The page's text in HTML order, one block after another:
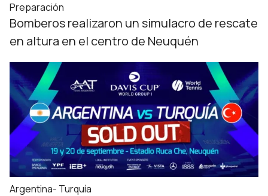
Preparación
Bomberos realizaron un simulacro de rescate
en altura en el centro de Neuquén
Argentina- Turquía